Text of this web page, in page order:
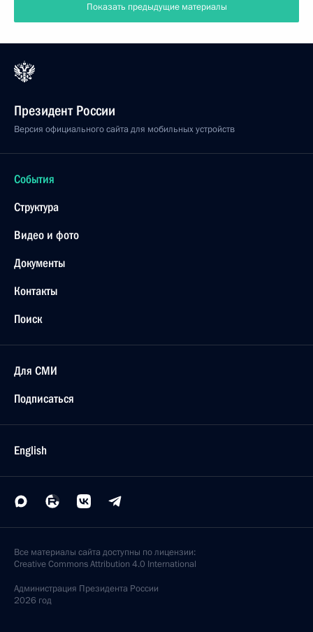
Показать предыдущие материалы
Президент России
Версия официального сайта для мобильных устройств
События
Структура
Видео и фото
Документы
Контакты
Поиск
Для СМИ
Подписаться
English
Все материалы сайта доступны по лицензии:
Creative Commons Attribution 4.0 International
Администрация Президента России
2026 год